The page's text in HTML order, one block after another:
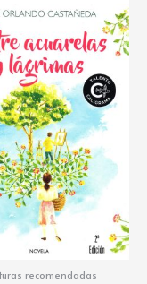
recomendadas